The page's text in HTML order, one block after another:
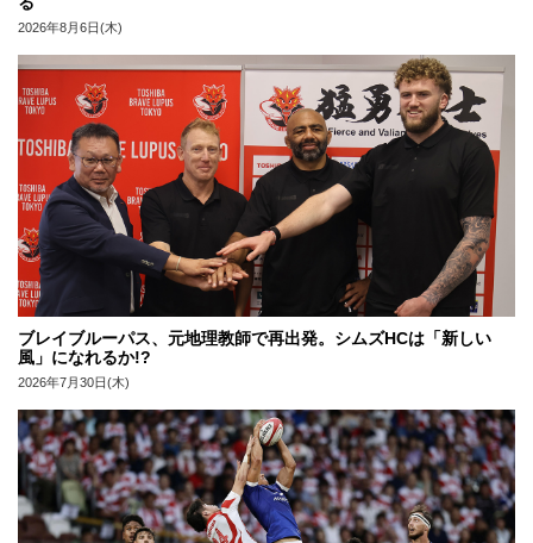
2026年8月6日(木)
ブレイブルーパス、元地理教師で再出発。シムズHCは「新しい
風」になれるか!?
2026年7月30日(木)